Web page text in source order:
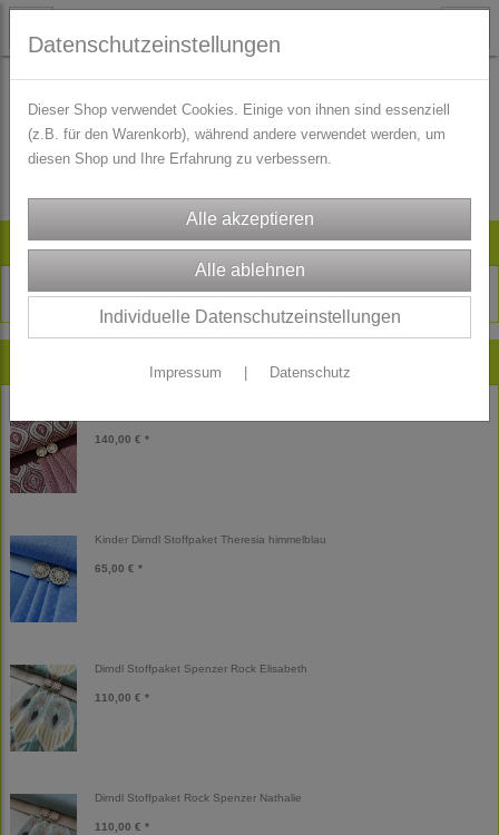
Artikelsuche
Neu im Shop
140,00 € *
Kinder Dirndl Stoffpaket Theresia himmelblau
65,00 € *
Dirndl Stoffpaket Spenzer Rock Elisabeth
110,00 € *
Dirndl Stoffpaket Rock Spenzer Nathalie
110,00 € *
Es wurden leider keine Produkte gefunden.
Datenschutzeinstellungen
Dieser Shop verwendet Cookies. Einige von ihnen sind essenziell
(z.B. für den Warenkorb), während andere verwendet werden, um
diesen Shop und Ihre Erfahrung zu verbessern.
Individuelle Datenschutzeinstellungen
Impressum Datenschutz